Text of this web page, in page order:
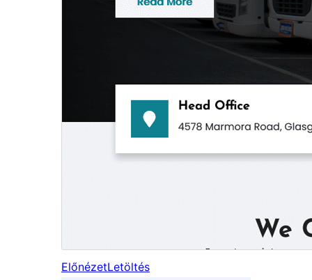
ElőnézetLetöltés